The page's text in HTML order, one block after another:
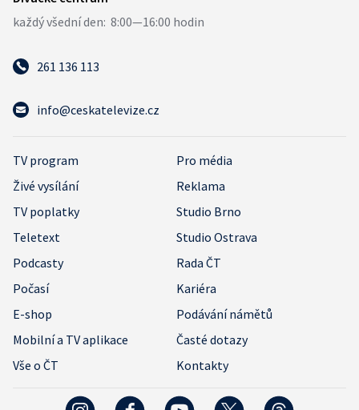
261 136 113
info@ceskatelevize.cz
TV program
Pro média
Živé vysílání
Reklama
TV poplatky
Studio Brno
Teletext
Studio Ostrava
Podcasty
Rada ČT
Počasí
Kariéra
E-shop
Podávání námětů
Mobilní a TV aplikace
Časté dotazy
Vše o ČT
Kontakty